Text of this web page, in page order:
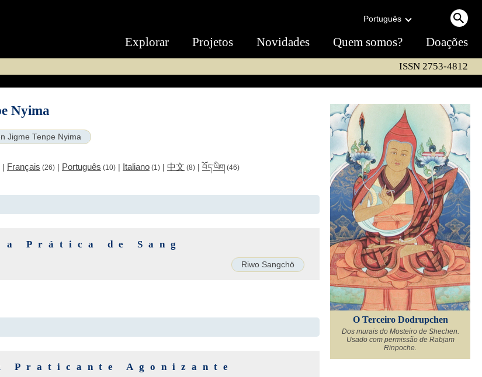
Português
Explorar Projetos Novidades Quem somos? Doações
ISSN 2753-4812
Nyima
Jigme Tenpe Nyima
| Français (26) | Português (10) | Italiano (1) | 中文 (8) | བོད་ཡིག (46)
a Prática de Sang
Riwo Sangchö
Praticante Agonizante
O Terceiro Dodrupchen
Dos murais do Mosteiro de Shechen.
Usado com permissão de Rabjam
Rinpoche.